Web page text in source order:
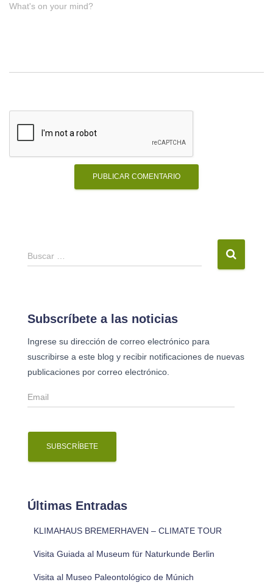
What's on your mind?
B
u
a
:
Buscar …
Subscríbete a las noticias
Ingrese su dirección de correo electrónico para
suscribirse a este blog y recibir notificaciones de nuevas
publicaciones por correo electrónico.
E
m
Últimas Entradas
KLIMAHAUS BREMERHAVEN – CLIMATE TOUR
Visita Guiada al Museum für Naturkunde Berlin
Visita al Museo Paleontológico de Múnich